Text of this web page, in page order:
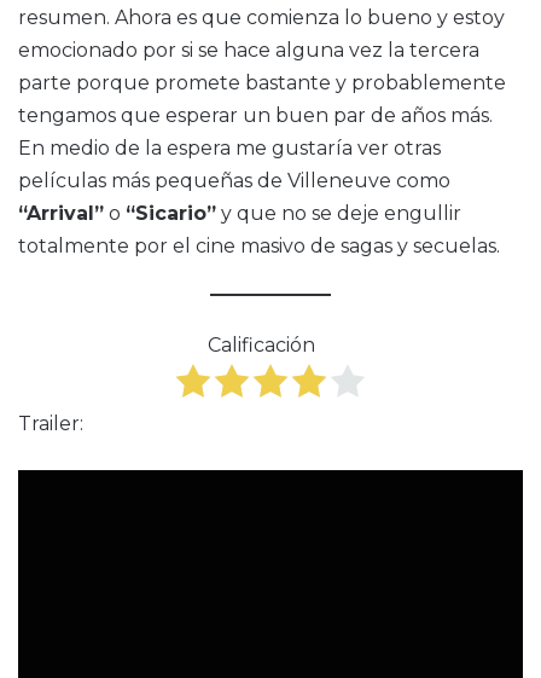
resumen. Ahora es que comienza lo bueno y estoy
emocionado por si se hace alguna vez la tercera
parte porque promete bastante y probablemente
tengamos que esperar un buen par de años más.
En medio de la espera me gustaría ver otras
películas más pequeñas de Villeneuve como
“Arrival” o “Sicario” y que no se deje engullir
totalmente por el cine masivo de sagas y secuelas.
Calificación
Trailer: